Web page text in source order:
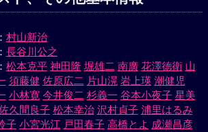
会するために岸壁にやって来た仙三と
村山新治
長谷川公之
松本克平 神田隆 堀雄二 南廣 花澤徳衛 山
須藤健 佐原広二 片山滉 岩上瑛 潮健児
小林寛 今井俊二 杉義一 谷本小夜子 星美
久間良子 松本幸治 沢村貞子 浦里はるみ
子 小宮光江 戸田春子 高橋とよ 成瀬昌彦